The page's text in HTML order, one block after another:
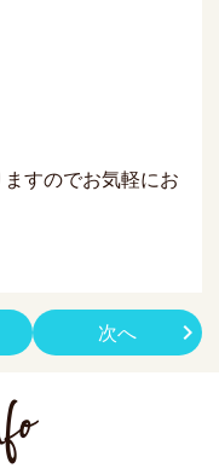
すのでお気軽にお
次へ